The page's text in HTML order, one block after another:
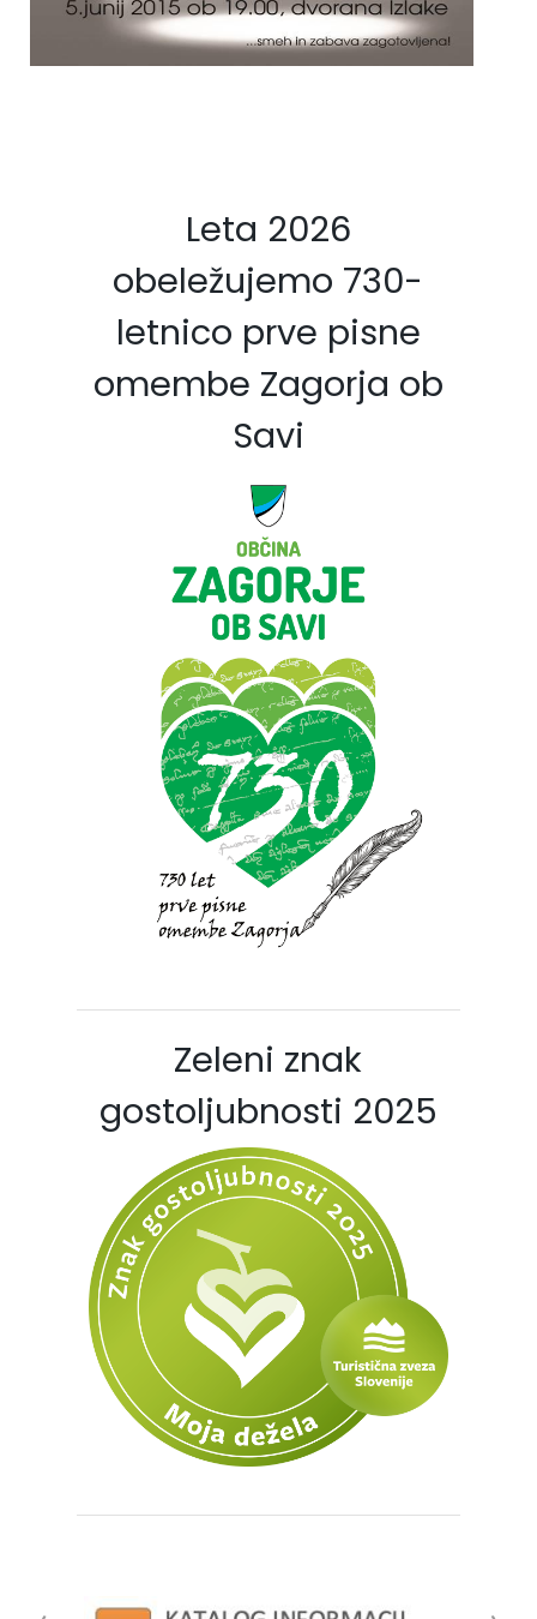
Leta 2026
obeležujemo 730-
letnico prve pisne
omembe Zagorja ob
Savi
Zeleni znak
gostoljubnosti 2025
Fotogalerija
Občinska volilna komisija
Koledar dogodkov
Strateški dokumenti
Katalog informacij javnega značaja